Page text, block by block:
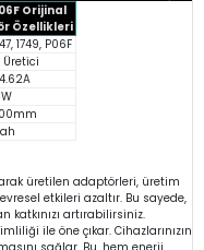
Orijinal
Özellikleri
1749, P06F
üretilen adaptörleri, üretim
etkileri azaltır. Bu sayede,
katkınızı artırabilirsiniz.
ile öne çıkar. Cihazlarınızın